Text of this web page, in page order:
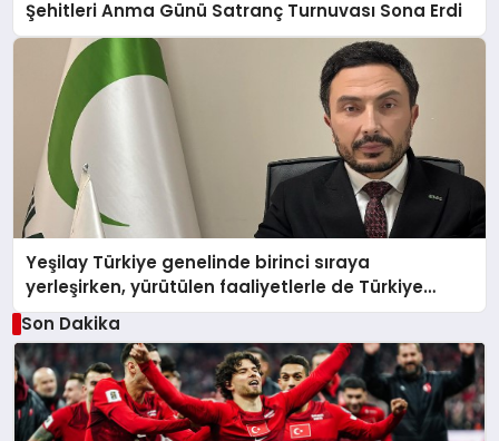
Şehitleri Anma Günü Satranç Turnuvası Sona Erdi
Yeşilay Türkiye genelinde birinci sıraya
yerleşirken, yürütülen faaliyetlerle de Türkiye
üçüncüsü oldu.
Son Dakika